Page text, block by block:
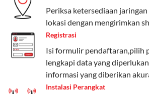
Telkomsel One menyediakan pilihan
beragam, mulai dari paket hemat
Pengguna bisa memilih sesuai
internet, komunikasi, atau hiburan.
Paket Easy cocok untuk kebutuhan
Periksa ketersediaan
lokasi dengan mengirimkan
Registrasi
Isi formulir pendaftaran,pilih
lengkapi data yang
informasi yang diberikan
Instalasi Perangkat